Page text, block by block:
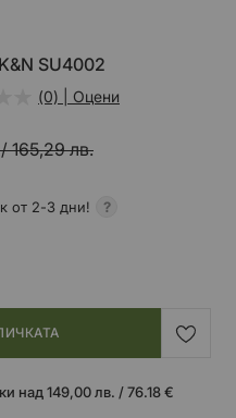
SU4002
(0) | Оцени
165,29 лв.
от 2-3 дни!
над 149,00 лв. / 76.18 €